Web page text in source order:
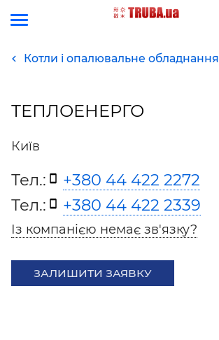
Котли і опалювальне обладнання
ТЕПЛОЕНЕРГО
Київ
Тел.:
+380 44 422 2272
Тел.:
+380 44 422 2339
Із компанією немає зв'язку?
ЗАЛИШИТИ ЗАЯВКУ